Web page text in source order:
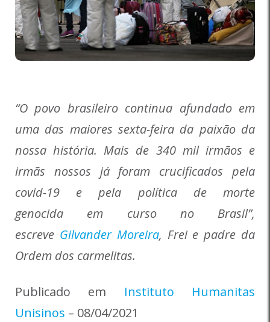
“O povo brasileiro continua afundado em
uma das maiores sexta-feira da paixão da
nossa história. Mais de 340 mil irmãos e
irmãs nossos já foram crucificados pela
covid-19 e pela política de morte
genocida em curso no Brasil”,
escreve Gilvander Moreira, Frei e padre da
Ordem dos carmelitas.
Publicado em Instituto Humanitas
Unisinos – 08/04/2021